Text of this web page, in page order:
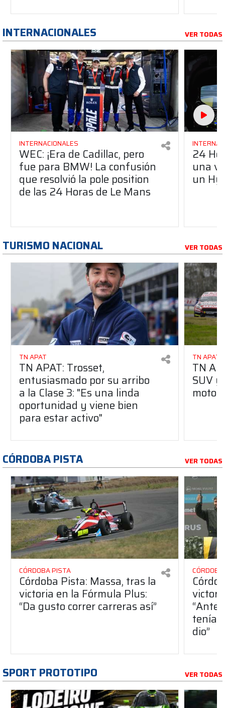
INTERNACIONALES VER TODAS
INTERNACIONALES
WEC: ¡Era de Cadillac, pero
fue para BMW! La confusión
que resolvió la pole position
de las 24 Horas de Le Mans
24
una
un
TURISMO NACIONAL VER TODAS
TN APAT
TN APAT: Trosset,
entusiasmado por su arribo
a la Clase 3: "Es una linda
oportunidad y viene bien
para estar activo"
TN APAT
TN
SUV
CÓRDOBA PISTA VER TODAS
CÓRDOBA PISTA
Córdoba Pista: Massa, tras la
victoria en la Fórmula Plus:
“Da gusto correr carreras así”
dio”
SPORT PROTOTIPO VER TODAS